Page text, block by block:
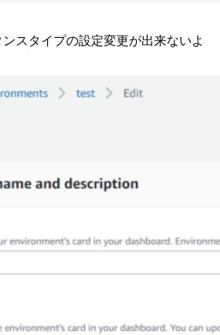
スタイプの設定変更が出来ないよ